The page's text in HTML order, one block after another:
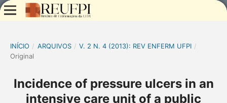
INÍCIO / ARQUIVOS / V. 2 N. 4 (2013): REV ENFERM UFPI /
Original
Incidence of pressure ulcers in an
intensive care unit of a public